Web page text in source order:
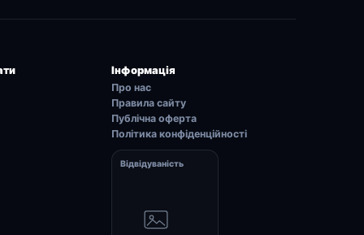
Інформація
Про нас
Правила сайту
Публічна оферта
Політика конфіденційності
Відвідуваність